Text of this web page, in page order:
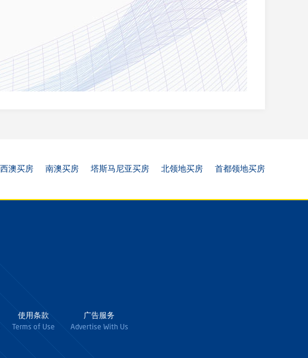
西澳买房 南澳买房 塔斯马尼亚买房 北领地买房 首都领地买房
使用条款
Terms of Use
广告服务
Advertise With Us